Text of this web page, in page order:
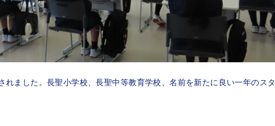
れました。長聖小学校、長聖中等教育学校、名前を新たに良い一年のスタ